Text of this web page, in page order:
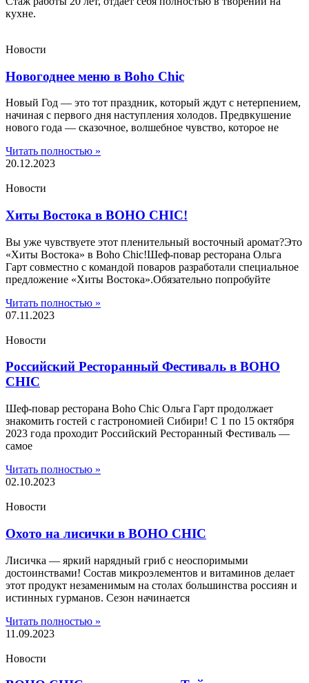
кухне.
Новости
Новогоднее меню в Boho Chic
Новый Год — это тот праздник, который ждут с нетерпением,
начиная с первого дня наступления холодов. Предвкушение
нового года — сказочное, волшебное чувство, которое не
Читать полностью »
20.12.2023
Новости
Хиты Востока в BOHO CHIC!
Вы уже чувствуете этот пленительный восточный аромат?Это
«Хиты Востока» в Boho Chic!Шеф-повар ресторана Ольга
Гарт совместно с командой поваров разработали специальное
предложение «Хиты Востока».Обязательно попробуйте
Читать полностью »
07.11.2023
Новости
Российский Ресторанный Фестиваль в BOHO
CHIC
Шеф-повар ресторана Boho Chic Ольга Гарт продолжает
знакомить гостей с гастрономией Сибири! С 1 по 15 октября
2023 года проходит Российский Ресторанный Фестиваль —
самое
Читать полностью »
02.10.2023
Новости
Охото на лисички в BOHO CHIC
Лисичка — яркий нарядный гриб с неоспоримыми
достоинствами! Cостав микроэлементов и витаминов делает
этот продукт незаменимым на столах большинства россиян и
истинных гурманов. Сезон начинается
Читать полностью »
11.09.2023
Новости